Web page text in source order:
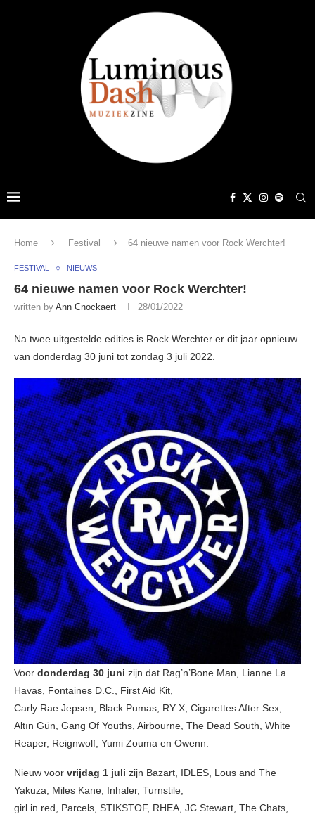
Home Festival 64 nieuwe namen voor Rock Werchter!
FESTIVAL NIEUWS
64 nieuwe namen voor Rock Werchter!
written by Ann Cnockaert 28/01/2022
Na twee uitgestelde edities is Rock Werchter er dit jaar opnieuw
van donderdag 30 juni tot zondag 3 juli 2022.
Voor donderdag 30 juni zijn dat Rag’n’Bone Man, Lianne La
Havas, Fontaines D.C., First Aid Kit,
Carly Rae Jepsen, Black Pumas, RY X, Cigarettes After Sex,
Altın Gün, Gang Of Youths, Airbourne, The Dead South, White
Reaper, Reignwolf, Yumi Zouma en Owenn.
Nieuw voor vrijdag 1 juli zijn Bazart, IDLES, Lous and The
Yakuza, Miles Kane, Inhaler, Turnstile,
girl in red, Parcels, STIKSTOF, RHEA, JC Stewart, The Chats,